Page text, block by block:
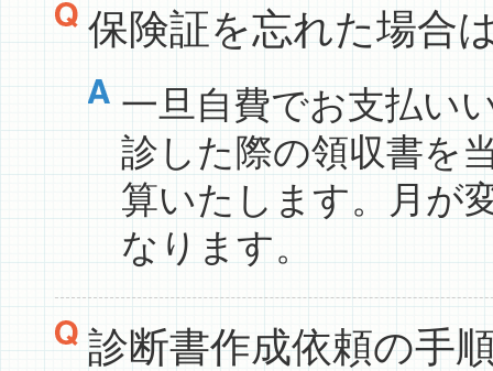
保険証を忘れた場合
一旦自費でお支払い
診した際の領収書を
算いたします。月が
なります。
診断書作成依頼の手